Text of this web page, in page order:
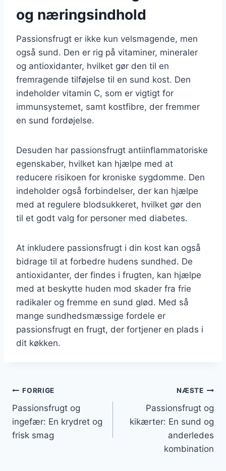
og næringsindhold
Passionsfrugt er ikke kun velsmagende, men
også sund. Den er rig på vitaminer, mineraler
og antioxidanter, hvilket gør den til en
fremragende tilføjelse til en sund kost. Den
indeholder vitamin C, som er vigtigt for
immunsystemet, samt kostfibre, der fremmer
en sund fordøjelse.
Desuden har passionsfrugt antiinflammatoriske
egenskaber, hvilket kan hjælpe med at
reducere risikoen for kroniske sygdomme. Den
indeholder også forbindelser, der kan hjælpe
med at regulere blodsukkeret, hvilket gør den
til et godt valg for personer med diabetes.
At inkludere passionsfrugt i din kost kan også
bidrage til at forbedre hudens sundhed. De
antioxidanter, der findes i frugten, kan hjælpe
med at beskytte huden mod skader fra frie
radikaler og fremme en sund glød. Med så
mange sundhedsmæssige fordele er
passionsfrugt en frugt, der fortjener en plads i
dit køkken.
Indlægsnavigation
FORRIGE
Passionsfrugt og
ingefær: En krydret og
frisk smag
NÆSTE
Passionsfrugt og
kikærter: En sund og
anderledes
kombination